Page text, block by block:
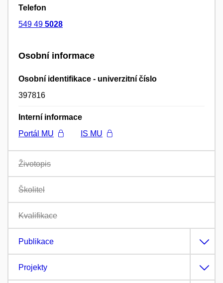
Telefon
549 49 5028
Osobní informace
Osobní identifikace - univerzitní číslo
397816
Interní informace
Portál MU
IS MU
Životopis
Školitel
Kvalifikace
Publikace
Projekty